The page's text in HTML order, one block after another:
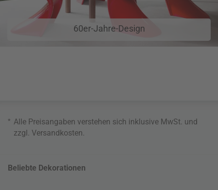
60er-Jahre-Design
* Alle Preisangaben verstehen sich inklusive MwSt. und
zzgl. Versandkosten
Beliebte Dekorationen